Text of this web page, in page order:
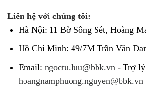
Liên hệ với chúng tôi:
Hà Nội: 11 Bờ Sông Sét, Hoàng
Hồ Chí Minh: 49/7M Trần Văn
Email: ngoctu.luu@bbk.vn - Trợ
hoangnamphuong.nguyen@bbk.vn